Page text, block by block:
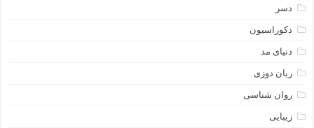
دسر
دکوراسیون
دنیای مد
ربان دوزی
روان شناسی
زیبایی